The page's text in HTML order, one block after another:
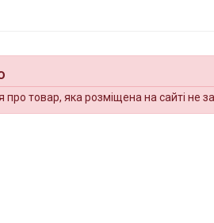
про товар, яка розміщена на сайті не